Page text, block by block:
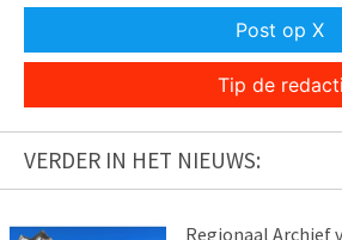
Post op X
Tip de
VERDER IN HET NIEUWS:
Regionaal Archief